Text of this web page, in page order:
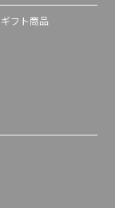
ギフト商品